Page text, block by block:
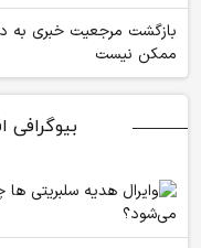
بازگشت مرجعیت خبری به
ممکن نیست
بیوگرافی
می‌شود؟